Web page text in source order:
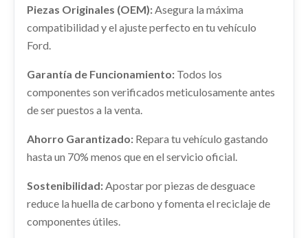
PANEL FRONTAL
PANEL FRONTAL usado.
FORD C-MAX TREND
Ref: 2292423
88,22 €
TRANSMISION DELANTERA DERECHA
FORD C-MAX TREND
Ref: 2292441
SALPICADERO
SALPICADERO usado.
FORD C-MAX TREND
AMORTIGUADOR DELANTERO IZQUIERDO
usado.
FORD C-MAX TREND
Consultar
Piezas Originales (OEM):Asegura la máxima
compatibilidad y el ajuste perfecto en tu vehículo
Ford.
Garantía de Funcionamiento: Todos los
componentes son verificados meticulosamente antes
de ser puestos a la venta.
Ahorro Garantizado: Repara tu vehículo gastando
hasta un 70% menos que en el servicio oficial.
Sostenibilidad:Apostar por piezas de desguace
reduce la huella de carbono y fomenta el reciclaje de
componentes útiles.